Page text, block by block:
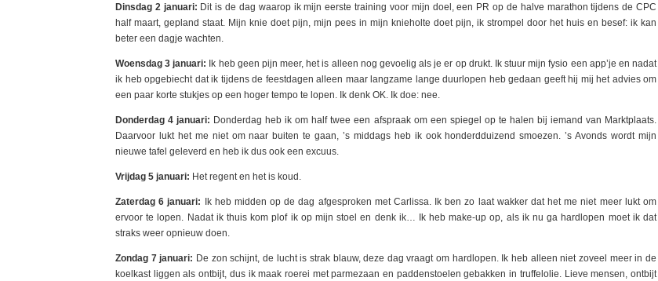
Dinsdag 2 januari: Dit is de dag waarop ik mijn eerste training voor mijn doel, een PR op de halve marathon tijdens de CPC
half maart, gepland staat. Mijn knie doet pijn, mijn pees in mijn knieholte doet pijn, ik strompel door het huis en besef: ik kan
beter een dagje wachten.
Woensdag 3 januari: Ik heb geen pijn meer, het is alleen nog gevoelig als je er op drukt. Ik stuur mijn fysio een app’je en nadat
ik heb opgebiecht dat ik tijdens de feestdagen alleen maar langzame lange duurlopen heb gedaan geeft hij mij het advies om
een paar korte stukjes op een hoger tempo te lopen. Ik denk OK. Ik doe: nee.
Donderdag 4 januari: Donderdag heb ik om half twee een afspraak om een spiegel op te halen bij iemand van Marktplaats.
Daarvoor lukt het me niet om naar buiten te gaan, ’s middags heb ik ook honderdduizend smoezen. ’s Avonds wordt mijn
nieuwe tafel geleverd en heb ik dus ook een excuus.
Vrijdag 5 januari: Het regent en het is koud.
Zaterdag 6 januari: Ik heb midden op de dag afgesproken met Carlissa. Ik ben zo laat wakker dat het me niet meer lukt om
ervoor te lopen. Nadat ik thuis kom plof ik op mijn stoel en denk ik… Ik heb make-up op, als ik nu ga hardlopen moet ik dat
straks weer opnieuw doen.
Zondag 7 januari: De zon schijnt, de lucht is strak blauw, deze dag vraagt om hardlopen. Ik heb alleen niet zoveel meer in de
koelkast liggen als ontbijt, dus ik maak roerei met parmezaan en paddenstoelen gebakken in truffelolie. Lieve mensen, ontbijt